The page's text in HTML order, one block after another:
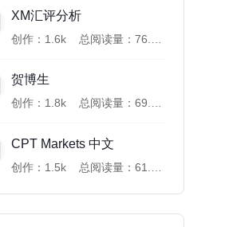
XM汇评分析
创作： 1.6k 总阅读量： 76.9w
贺博生
创作： 1.8k 总阅读量： 69.2w
CPT Markets 中文
创作： 1.5k 总阅读量： 61.7w